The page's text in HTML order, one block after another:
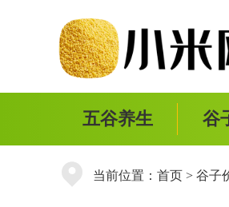
五谷养生 谷
当前位置： 首页 > 谷子